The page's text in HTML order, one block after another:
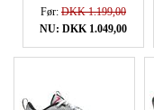
Før: DKK 1.199,00
NU: DKK 1.049,00